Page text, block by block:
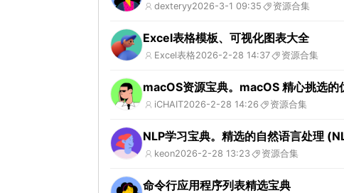
dexteryy2026-3-1 09:35 资源合集
Excel表格模板、可视化图表大全
Excel表格2026-2-28 14:37 资源合集
macOS资源宝典。macOS 精心挑选
iCHAIT2026-2-28 14:26 资源合集
NLP学习宝典。精选的自然语言处理
keon2026-2-28 13:23 资源合集
命令行应用程序列表精选宝典